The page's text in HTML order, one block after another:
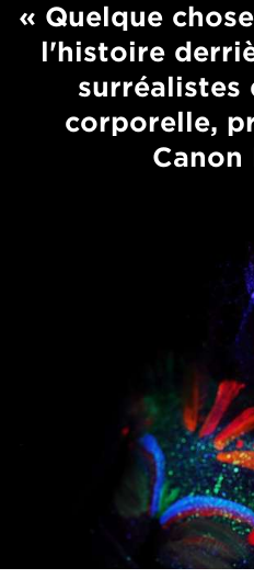
« Quelque
l'histoire
surréalistes
corporelle,
Canon